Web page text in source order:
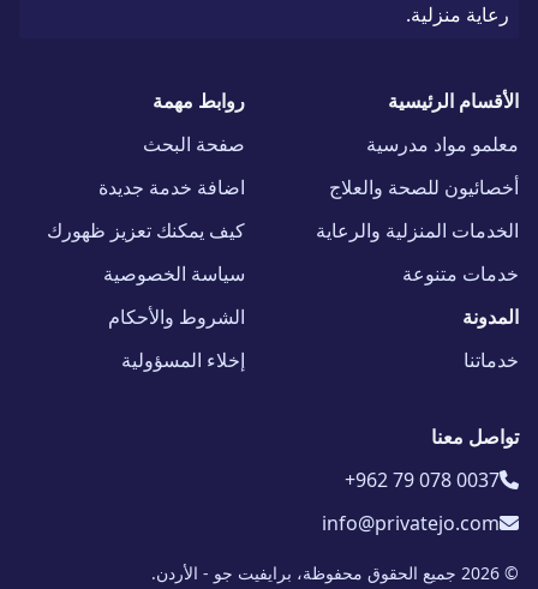
رعاية منزلية.
الأقسام الرئيسية
معلمو مواد مدرسية
أخصائيون للصحة والعلاج
الخدمات المنزلية والرعاية
خدمات متنوعة
المدونة
خدماتنا
روابط مهمة
صفحة البحث
اضافة خدمة جديدة
كيف يمكنك تعزيز ظهورك
سياسة الخصوصية
الشروط والأحكام
إخلاء المسؤولية
تواصل معنا
+962 79 078 0037
info@privatejo.com
© 2026 جميع الحقوق محفوظة، برايفيت جو - الأردن.